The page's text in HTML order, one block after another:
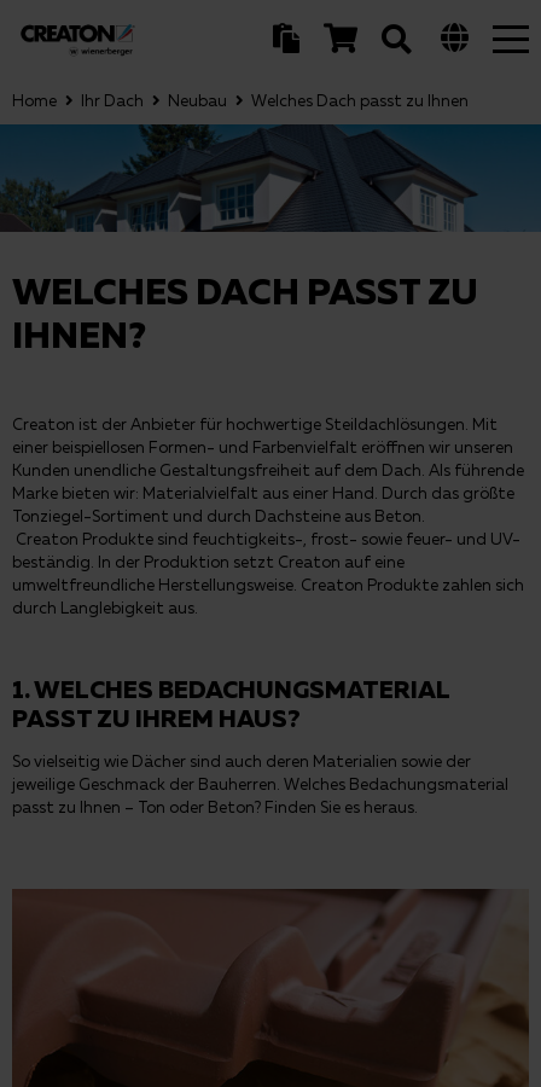
Home Ihr Dach Neubau Welches Dach passt zu Ihnen
WELCHES DACH PASST ZU
IHNEN?
Creaton ist der Anbieter für hochwertige Steildachlösungen. Mit
einer beispiellosen Formen- und Farbenvielfalt eröffnen wir unseren
Kunden unendliche Gestaltungsfreiheit auf dem Dach. Als führende
Marke bieten wir: Materialvielfalt aus einer Hand. Durch das größte
Tonziegel-Sortiment und durch Dachsteine aus Beton.
Creaton Produkte sind feuchtigkeits-, frost- sowie feuer- und UV-
beständig. In der Produktion setzt Creaton auf eine
umweltfreundliche Herstellungsweise. Creaton Produkte zahlen sich
durch Langlebigkeit aus.
1. WELCHES BEDACHUNGSMATERIAL
PASST ZU IHREM HAUS?
So vielseitig wie Dächer sind auch deren Materialien sowie der
jeweilige Geschmack der Bauherren. Welches Bedachungsmaterial
passt zu Ihnen – Ton oder Beton? Finden Sie es heraus.